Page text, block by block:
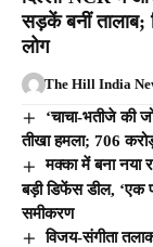
सड़कें बनीं तालाब;
लोग
The Hill India
‘चाचा-भतीजे की
तीखा हमला; 706
मक्का में बना नया
बड़ी डिफेंस डील, ‘एक
समीकरण
विजय-संगीता